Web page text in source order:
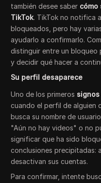
también desee saber cómo
TikTok. TikTok no notifica
bloqueados, pero hay
ayudarlo a confirmarlo.
distinguir entre un bloqueo
y decidir qué hacer a
Su perfil desaparece
Uno de los primeros
cuando el perfil de alguien
busca su nombre de
"Aún no hay videos" o no
significar que ha sido
conclusiones precipitadas:
desactivan sus cuentas.
Para confirmar, intente